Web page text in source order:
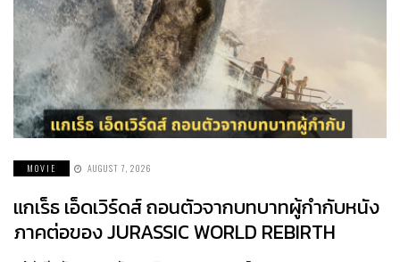
MOVIE AUGUST 7, 2026
แกเร็ธ เอ็ดเวิร์ดส์ ถอนตัวจากบทบาทผู้กำกับหนัง
ภาคต่อของ JURASSIC WORLD REBIRTH